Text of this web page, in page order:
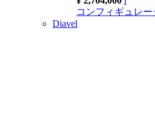
コンフィギュレー
Diavel